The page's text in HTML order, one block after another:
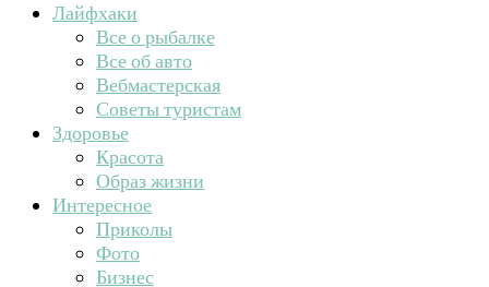
Лайфхаки
Все о рыбалке
Все об авто
Вебмастерская
Советы туристам
Здоровье
Красота
Образ жизни
Интересное
Приколы
Фото
Бизнес